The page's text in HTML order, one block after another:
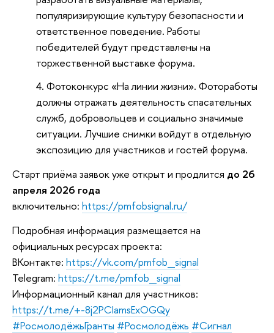
популяризирующие культуру безопасности и
ответственное поведение. Работы
победителей будут представлены на
торжественной выставке форума.
Фотоконкурс «На линии жизни». Фотоработы
должны отражать деятельность спасательных
служб, добровольцев и социально значимые
ситуации. Лучшие снимки войдут в отдельную
экспозицию для участников и гостей форума.
Старт приёма заявок уже открыт и продлится до 26
апреля 2026 года
включительно: https://pmfobsignal.ru/
Подробная информация размещается на
официальных ресурсах проекта:
ВКонтакте: https://vk.com/pmfob_signal
Telegram: https://t.me/pmfob_signal
Информационный канал для участников:
https://t.me/+-8j2PCIamsExOGQy
#РосмолодёжьГранты #Росмолодёжь #Сигнал